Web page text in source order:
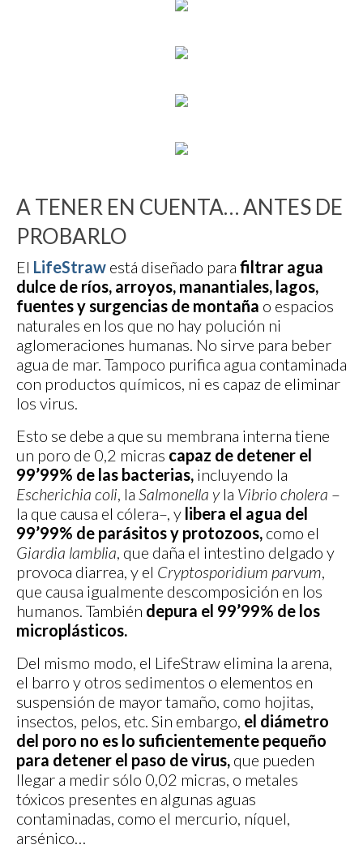
A TENER EN CUENTA… ANTES DE
PROBARLO
El LifeStraw está diseñado para filtrar agua
dulce de ríos, arroyos, manantiales, lagos,
fuentes y surgencias de montaña o espacios
naturales en los que no hay polución ni
aglomeraciones humanas. No sirve para beber
agua de mar. Tampoco purifica agua contaminada
con productos químicos, ni es capaz de eliminar
los virus.
Esto se debe a que su membrana interna tiene
un poro de 0,2 micras capaz de detener el
99’99% de las bacterias, incluyendo la
Escherichia coli, la Salmonella y la Vibrio cholera –
la que causa el cólera–, y libera el agua del
99’99% de parásitos y protozoos, como el
Giardia lamblia, que daña el intestino delgado y
provoca diarrea, y el Cryptosporidium parvum,
que causa igualmente descomposición en los
humanos. También depura el 99’99% de los
microplásticos.
Del mismo modo, el LifeStraw elimina la arena,
el barro y otros sedimentos o elementos en
suspensión de mayor tamaño, como hojitas,
insectos, pelos, etc. Sin embargo, el diámetro
del poro no es lo suficientemente pequeño
para detener el paso de virus, que pueden
llegar a medir sólo 0,02 micras, o metales
tóxicos presentes en algunas aguas
contaminadas, como el mercurio, níquel,
arsénico…